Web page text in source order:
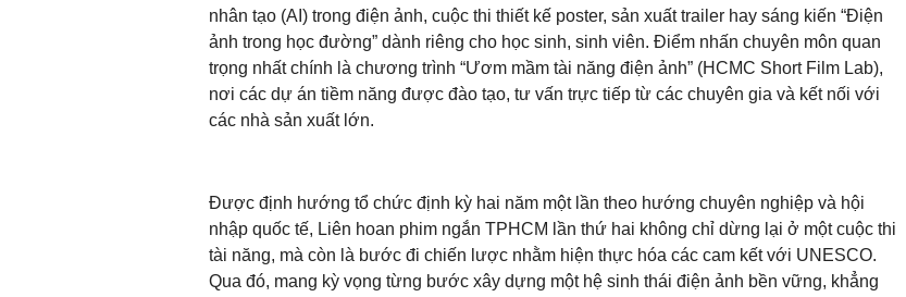
nhân tạo (AI) trong điện ảnh, cuộc thi thiết kế poster, sản xuất trailer hay sáng kiến “Điện
ảnh trong học đường” dành riêng cho học sinh, sinh viên. Điểm nhấn chuyên môn quan
trọng nhất chính là chương trình “Ươm mầm tài năng điện ảnh” (HCMC Short Film Lab),
nơi các dự án tiềm năng được đào tạo, tư vấn trực tiếp từ các chuyên gia và kết nối với
các nhà sản xuất lớn.
Được định hướng tổ chức định kỳ hai năm một lần theo hướng chuyên nghiệp và hội
nhập quốc tế, Liên hoan phim ngắn TPHCM lần thứ hai không chỉ dừng lại ở một cuộc thi
tài năng, mà còn là bước đi chiến lược nhằm hiện thực hóa các cam kết với UNESCO.
Qua đó, mang kỳ vọng từng bước xây dựng một hệ sinh thái điện ảnh bền vững, khẳng